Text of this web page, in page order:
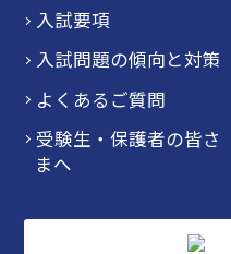
入試要項
入試問題の傾向と対策
よくあるご質問
受験生・保護者の皆さ
まへ